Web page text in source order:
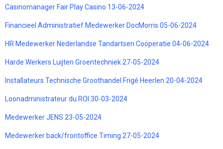
Casinomanager Fair Play Casino 13-06-2024
Financieel Administratief Medewerker DocMorris 05-06-2024
HR Medewerker Nederlandse Tandartsen Coöperatie 04-06-2024
Harde Werkers Luijten Groentechniek 27-05-2024
Installateurs Technische Groothandel Frigé Heerlen 20-04-2024
Loonadministrateur du ROI 30-03-2024
Medewerker JENS 23-05-2024
Medewerker back/frontoffice Timing 27-05-2024